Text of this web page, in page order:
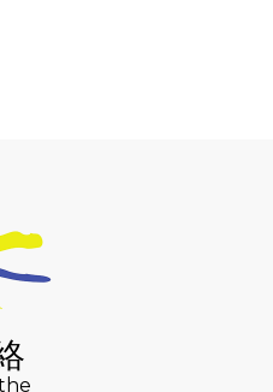
拉松2026 慈善計劃
Dragon Trail